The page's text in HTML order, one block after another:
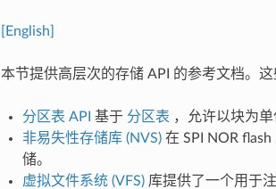
[English]
本节提供高层次的存储 API 的参考文档。
分区表 API 基于 分区表 ，允许以块为单
非易失性存储库 (NVS)在 SPI NOR
储。
虚拟文件系统 (VFS)库提供了一个用于